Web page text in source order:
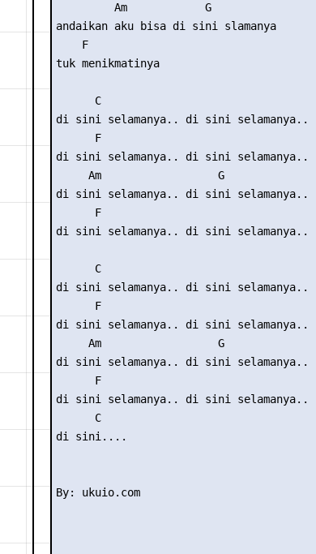
         Am            G
andaikan aku bisa di sini slamanya
    F
tuk menikmatinya
      C
di sini selamanya.. di sini selamanya..
      F
di sini selamanya.. di sini selamanya..
     Am                  G
di sini selamanya.. di sini selamanya..
      F
di sini selamanya.. di sini selamanya..
      C
di sini selamanya.. di sini selamanya..
      F
di sini selamanya.. di sini selamanya..
     Am                  G
di sini selamanya.. di sini selamanya..
      F
di sini selamanya.. di sini selamanya..
      C
di sini....